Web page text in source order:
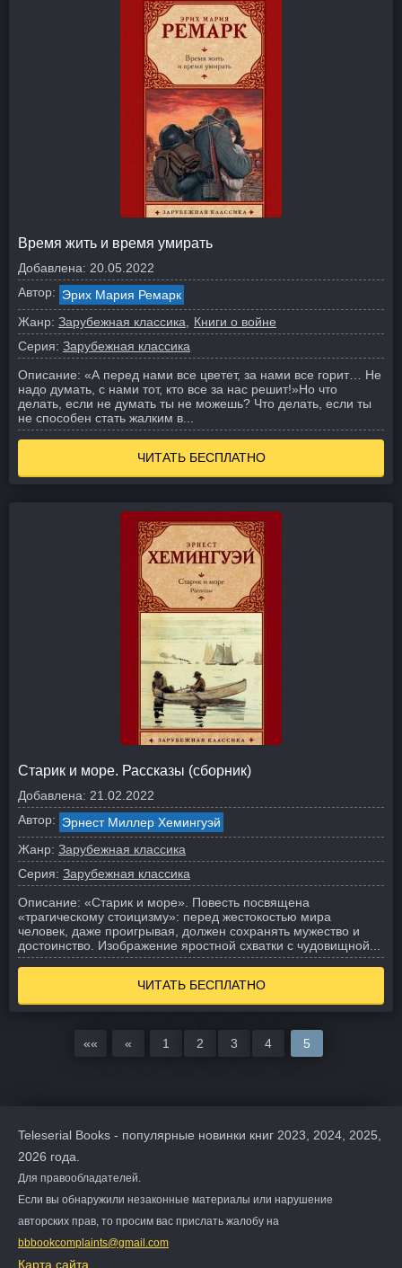
Время жить и время умирать
Добавлена: 20.05.2022
Автор: Эрих Мария Ремарк
Жанр: Зарубежная классика
Книги о войне
Серия: Зарубежная классика
Описание: «А перед нами все цветет, за нами все горит… Не
надо думать, с нами тот, кто все за нас решит!»Но что
делать, если не думать ты не можешь? Что делать, если ты
не способен стать жалким в...
ЧИТАТЬ БЕСПЛАТНО
Старик и море. Рассказы (сборник)
Добавлена: 21.02.2022
Автор: Эрнест Миллер Хемингуэй
Жанр: Зарубежная классика
Серия: Зарубежная классика
Описание: «Старик и море». Повесть посвящена
«трагическому стоицизму»: перед жестокостью мира
человек, даже проигрывая, должен сохранять мужество и
достоинство. Изображение яростной схватки с чудовищной...
ЧИТАТЬ БЕСПЛАТНО
«« « 1 2 3 4 5
Teleserial Books - популярные новинки книг 2023, 2024, 2025,
2026 года.
Для правообладателей.
Если вы обнаружили незаконные материалы или нарушение
авторских прав, то просим вас прислать жалобу на
bbbookcomplaints@gmail.com
Карта сайта